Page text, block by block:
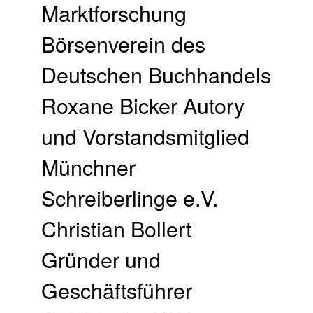
Marktforschung
Börsenverein des
Deutschen Buchhandels
Roxane Bicker Autory
und Vorstandsmitglied
Münchner
Schreiberlinge e.V.
Christian Bollert
Gründer und
Geschäftsführer